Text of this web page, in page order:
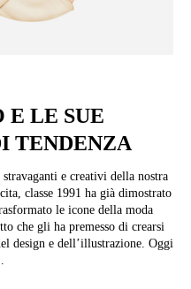
LE SUE
TENDENZA
e creativi della nostra
classe 1991 ha già dimostrato
le icone della moda
design e dell’illustrazione. Oggi